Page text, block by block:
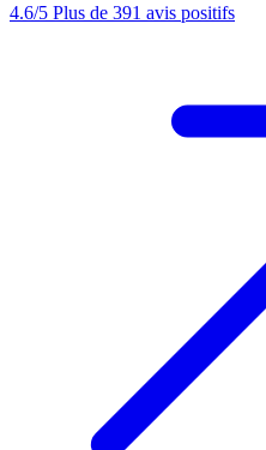
4.6/5 Plus de 391 avis positifs